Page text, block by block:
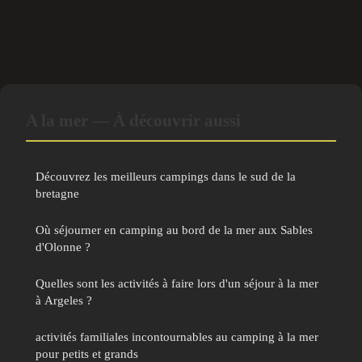
Découvrez les meilleurs campings dans le sud de la
bretagne
Où séjourner en camping au bord de la mer aux Sables
d'Olonne ?
Quelles sont les activités à faire lors d'un séjour à la mer
à Argeles ?
activités familiales incontournables au camping à la mer
pour petits et grands